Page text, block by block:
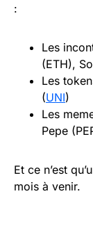
:
Les
(ETH),
Les
(UNI)
Les
Pepe
Et ce n’est
mois à venir.